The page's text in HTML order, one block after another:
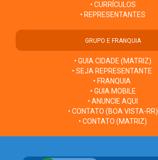
• CURRÍCULOS
• REPRESENTANTES
GRUPO E FRANQUIA
• GUIA CIDADE (MATRIZ)
• SEJA REPRESENTANTE
• FRANQUIA
• GUIA MOBILE
• ANUNCIE AQUI
• CONTATO (BOA VISTA-RR)
• CONTATO (MATRIZ)